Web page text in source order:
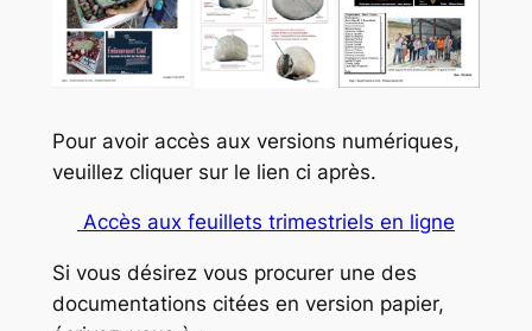
Pour avoir accès aux versions numériques,
veuillez cliquer sur le lien ci après.
Accès aux feuillets trimestriels en ligne
Si vous désirez vous procurer une des
documentations citées en version papier,